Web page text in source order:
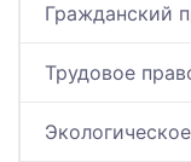
Гражданский
Трудовое